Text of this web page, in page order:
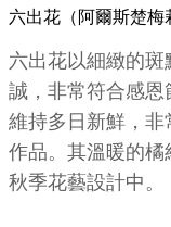
六出花（阿爾斯楚梅
六出花以細緻的
誠，非常符合感
維持多日新鮮，非
作品。其溫暖的橘
秋季花藝設計中。